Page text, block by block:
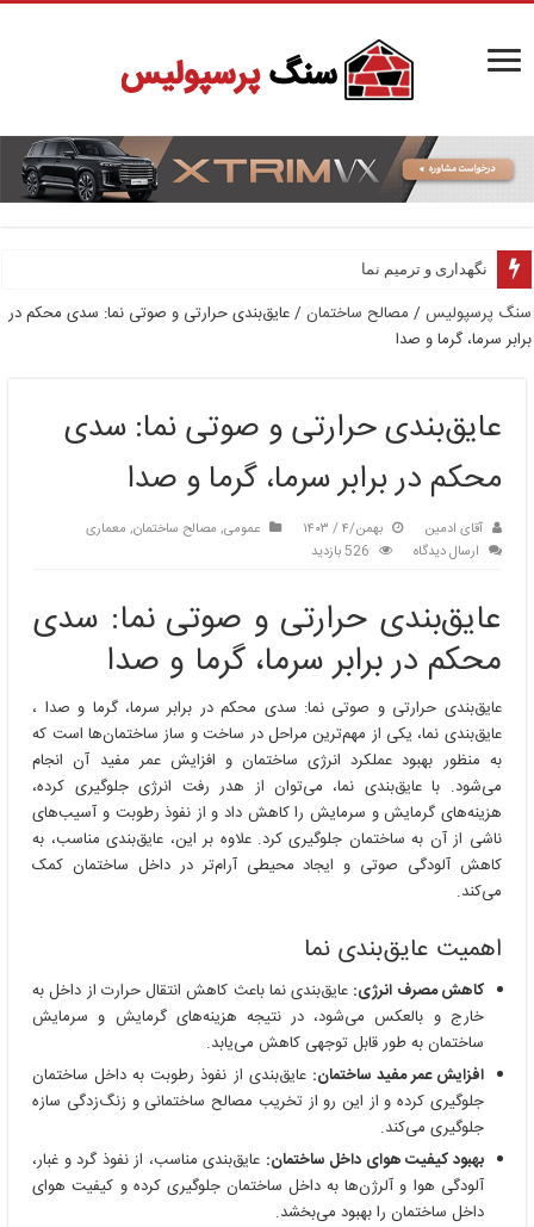
نگهداری و ترمیم نما
سنگ پرسپولیس/ مصالح ساختمان/عایق‌بندی حرارتی و صوتی نما: سدی محکم در
برابر سرما، گرما و صدا
عایق‌بندی حرارتی و صوتی نما: سدی
محکم در برابر سرما، گرما و صدا
آقای ادمین بهمن/۴ / ۱۴۰۳ عمومی, مصالح ساختمان, معماری
ارسال دیدگاه
526 بازدید
عایق‌بندی حرارتی و صوتی نما: سدی
محکم در برابر سرما، گرما و صدا
عایق‌بندی حرارتی و صوتی نما: سدی محکم در برابر سرما، گرما و صدا ،
عایق‌بندی نما، یکی از مهم‌ترین مراحل در ساخت و ساز ساختمان‌ها است که
به منظور بهبود عملکرد انرژی ساختمان و افزایش عمر مفید آن انجام
می‌شود. با عایق‌بندی نما، می‌توان از هدر رفت انرژی جلوگیری کرده،
هزینه‌های گرمایش و سرمایش را کاهش داد و از نفوذ رطوبت و آسیب‌های
ناشی از آن به ساختمان جلوگیری کرد. علاوه بر این، عایق‌بندی مناسب، به
کاهش آلودگی صوتی و ایجاد محیطی آرام‌تر در داخل ساختمان کمک
می‌کند.
اهمیت عایق‌بندی نما
کاهش مصرف انرژی: عایق‌بندی نما باعث کاهش انتقال حرارت از داخل به
خارج و بالعکس می‌شود، در نتیجه هزینه‌های گرمایش و سرمایش
ساختمان به طور قابل توجهی کاهش می‌یابد.
افزایش عمر مفید ساختمان: عایق‌بندی از نفوذ رطوبت به داخل ساختمان
جلوگیری کرده و از این رو از تخریب مصالح ساختمانی و زنگ‌زدگی سازه
جلوگیری می‌کند.
بهبود کیفیت هوای داخل ساختمان: عایق‌بندی مناسب، از نفوذ گرد و غبار،
آلودگی هوا و آلرژن‌ها به داخل ساختمان جلوگیری کرده و کیفیت هوای
داخل ساختمان را بهبود می‌بخشد.